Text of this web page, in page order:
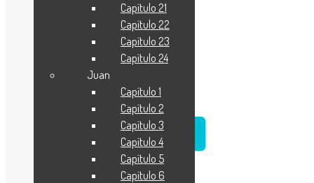
IMPRIMIR
Capítulo 21
Capítulo 22
Capítulo 23
Capítulo 24
Juan
Capítulo 1
Capítulo 2
Capítulo 3
Capítulo 4
Capítulo 5
Capítulo 6